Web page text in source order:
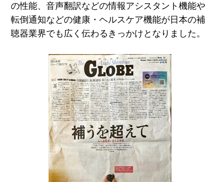
の性能、音声翻訳などの情報アシスタント機能や
転倒通知などの健康・ヘルスケア機能が日本の補
聴器業界でも広く伝わるきっかけとなりました。